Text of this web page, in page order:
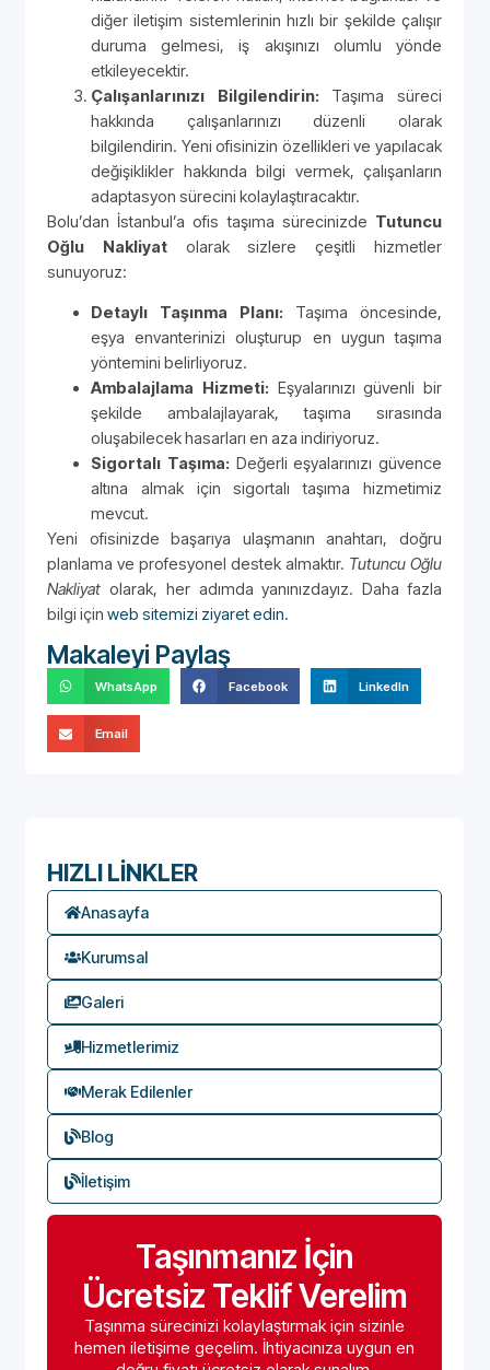
diğer iletişim sistemlerinin hızlı bir şekilde çalışır
duruma gelmesi, iş akışınızı olumlu yönde
etkileyecektir.
Çalışanlarınızı Bilgilendirin: Taşıma süreci
hakkında çalışanlarınızı düzenli olarak
bilgilendirin. Yeni ofisinizin özellikleri ve yapılacak
değişiklikler hakkında bilgi vermek, çalışanların
adaptasyon sürecini kolaylaştıracaktır.
Bolu’dan İstanbul’a ofis taşıma sürecinizde Tutuncu
Oğlu Nakliyatolarak sizlere çeşitli hizmetler
sunuyoruz:
Detaylı Taşınma Planı: Taşıma öncesinde,
eşya envanterinizi oluşturup en uygun taşıma
yöntemini belirliyoruz.
Ambalajlama Hizmeti: Eşyalarınızı güvenli bir
şekilde ambalajlayarak, taşıma sırasında
oluşabilecek hasarları en aza indiriyoruz.
Sigortalı Taşıma: Değerli eşyalarınızı güvence
altına almak için sigortalı taşıma hizmetimiz
mevcut.
Yeni ofisinizde başarıya ulaşmanın anahtarı, doğru
planlama ve profesyonel destek almaktır. Tutuncu Oğlu
Nakliyat olarak, her adımda yanınızdayız. Daha fazla
bilgi için web sitemizi ziyaret edin.
Makaleyi Paylaş
WhatsApp Facebook LinkedIn
Email
HIZLI LİNKLER
Anasayfa
Kurumsal
Galeri
Hizmetlerimiz
Merak Edilenler
Blog
İletişim
Taşınmanız İçin
Ücretsiz Teklif Verelim
Taşınma sürecinizi kolaylaştırmak için sizinle
hemen iletişime geçelim. İhtiyacınıza uygun en